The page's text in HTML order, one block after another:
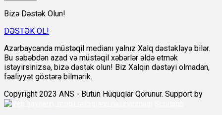
Bizə Dəstək Olun!
DƏSTƏK OL!
Azərbaycanda müstəqil medianı yalnız Xalq dəstəkləyə bilər.
Bu səbəbdən azad və müstəqil xəbərlər əldə etmək
istəyirsinizsə, bizə dəstək olun! Biz Xalqın dəstəyi olmadan,
fəaliyyət göstərə bilmərik.
Copyright 2023 ANS - Bütün Hüquqlar Qorunur. Support by